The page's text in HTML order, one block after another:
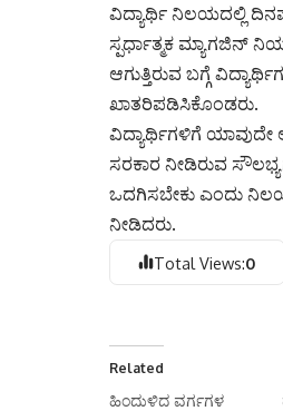
ವಿದ್ಯಾರ್ಥಿ ನಿಲಯದಲ್ಲಿ
ಸ್ಪರ್ಧಾತ್ಮಕ ಮ್ಯಾಗಜಿನ್
ಆಗುತ್ತಿರುವ ಬಗ್ಗೆ
ಖಾತರಿಪಡಿಸಿಕೊಂಡರು.
ವಿದ್ಯಾರ್ಥಿಗಳಿಗೆ
ಸರಕಾರ ನೀಡಿರುವ
ಒದಗಿಸಬೇಕು ಎಂದು
ನೀಡಿದರು.
Total Views:0
Related
ಹಿಂದುಳಿದ ವರ್ಗಗಳ